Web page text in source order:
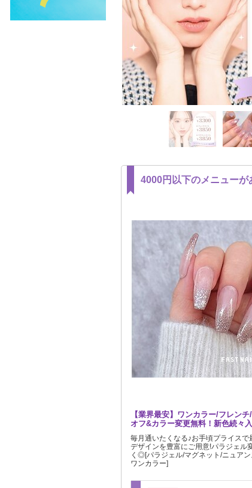
4000円以下のメニューが
【業界最安】ワンカラー/フレン
オフ&カラー変更無料！新色続々
毎月通いたくなる♪お手頃プライスで
デザインを豊富にご用意!パラジェル
く◎[パラジェル/マグネット/ニュア
ワンカラー]